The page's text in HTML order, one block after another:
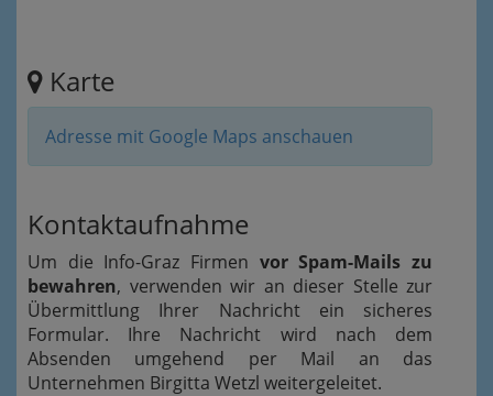
Karte
Adresse mit Google Maps anschauen
Kontaktaufnahme
Um die Info-Graz Firmen vor Spam-Mails zu
bewahren, verwenden wir an dieser Stelle zur
Übermittlung Ihrer Nachricht ein sicheres
Formular. Ihre Nachricht wird nach dem
Absenden umgehend per Mail an das
Unternehmen Birgitta Wetzl weitergeleitet.